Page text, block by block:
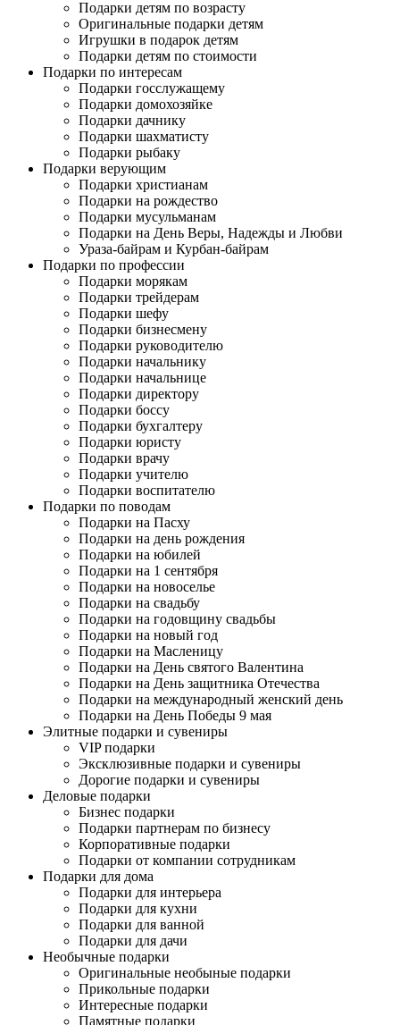
Подарки детям по возрасту
Оригинальные подарки детям
Игрушки в подарок детям
Подарки детям по стоимости
Подарки по интересам
Подарки госслужащему
Подарки домохозяйке
Подарки дачнику
Подарки шахматисту
Подарки рыбаку
Подарки верующим
Подарки христианам
Подарки на рождество
Подарки мусульманам
Подарки на День Веры, Надежды и Любви
Ураза-байрам и Курбан-байрам
Подарки по профессии
Подарки морякам
Подарки трейдерам
Подарки шефу
Подарки бизнесмену
Подарки руководителю
Подарки начальнику
Подарки начальнице
Подарки директору
Подарки боссу
Подарки бухгалтеру
Подарки юристу
Подарки врачу
Подарки учителю
Подарки воспитателю
Подарки по поводам
Подарки на Пасху
Подарки на день рождения
Подарки на юбилей
Подарки на 1 сентября
Подарки на новоселье
Подарки на свадьбу
Подарки на годовщину свадьбы
Подарки на новый год
Подарки на Масленицу
Подарки на День святого Валентина
Подарки на День защитника Отечества
Подарки на международный женский день
Подарки на День Победы 9 мая
Элитные подарки и сувениры
VIP подарки
Эксклюзивные подарки и сувениры
Дорогие подарки и сувениры
Деловые подарки
Бизнес подарки
Подарки партнерам по бизнесу
Корпоративные подарки
Подарки от компании сотрудникам
Подарки для дома
Подарки для интерьера
Подарки для кухни
Подарки для ванной
Подарки для дачи
Необычные подарки
Оригинальные необыные подарки
Прикольные подарки
Интересные подарки
Памятные подарки